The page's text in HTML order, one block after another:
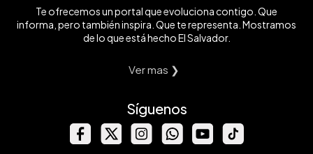
Te ofrecemos un portal que evoluciona contigo. Que
informa, pero también inspira. Que te representa. Mostramos
de lo que está hecho El Salvador.
Ver mas ❯
Síguenos